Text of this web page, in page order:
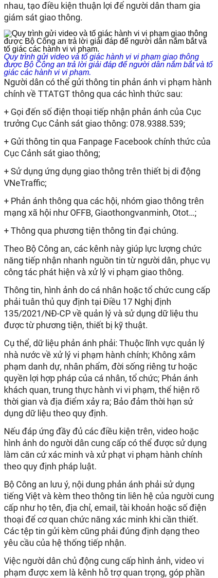
nhau, tạo điều kiện thuận lợi để người dân tham gia
giám sát giao thông.
Quy trình gửi video và tố giác hành vi vi phạm giao thông
được Bộ Công an trả lời giải đáp để người dân nắm bắt và tố
giác các hành vi vi phạm.
Người dân có thể gửi thông tin phản ánh vi phạm hành
chính về TTATGT thông qua các hình thức sau:
+ Gọi đến số điện thoại tiếp nhận phản ánh của Cục
trưởng Cục Cảnh sát giao thông: 078.9388.539;
+ Gửi thông tin qua Fanpage Facebook chính thức của
Cục Cảnh sát giao thông;
+ Sử dụng ứng dụng giao thông trên thiết bị di động
VNeTraffic;
+ Phản ánh thông qua các hội, nhóm giao thông trên
mạng xã hội như OFFB, Giaothongvanminh, Otot…;
+ Thông qua phương tiện thông tin đại chúng.
Theo Bộ Công an, các kênh này giúp lực lượng chức
năng tiếp nhận nhanh nguồn tin từ người dân, phục vụ
công tác phát hiện và xử lý vi phạm giao thông.
Thông tin, hình ảnh do cá nhân hoặc tổ chức cung cấp
phải tuân thủ quy định tại Điều 17 Nghị định
135/2021/NĐ-CP về quản lý và sử dụng dữ liệu thu
được từ phương tiện, thiết bị kỹ thuật.
Cụ thể, dữ liệu phản ánh phải: Thuộc lĩnh vực quản lý
nhà nước về xử lý vi phạm hành chính; Không xâm
phạm danh dự, nhân phẩm, đời sống riêng tư hoặc
quyền lợi hợp pháp của cá nhân, tổ chức; Phản ánh
khách quan, trung thực hành vi vi phạm, thể hiện rõ
thời gian và địa điểm xảy ra; Bảo đảm thời hạn sử
dụng dữ liệu theo quy định.
Nếu đáp ứng đầy đủ các điều kiện trên, video hoặc
hình ảnh do người dân cung cấp có thể được sử dụng
làm căn cứ xác minh và xử phạt vi phạm hành chính
theo quy định pháp luật.
Bộ Công an lưu ý, nội dung phản ánh phải sử dụng
tiếng Việt và kèm theo thông tin liên hệ của người cung
cấp như họ tên, địa chỉ, email, tài khoản hoặc số điện
thoại để cơ quan chức năng xác minh khi cần thiết.
Các tệp tin gửi kèm cũng phải đúng định dạng theo
yêu cầu của hệ thống tiếp nhận.
Việc người dân chủ động cung cấp hình ảnh, video vi
phạm được xem là kênh hỗ trợ quan trọng, góp phần